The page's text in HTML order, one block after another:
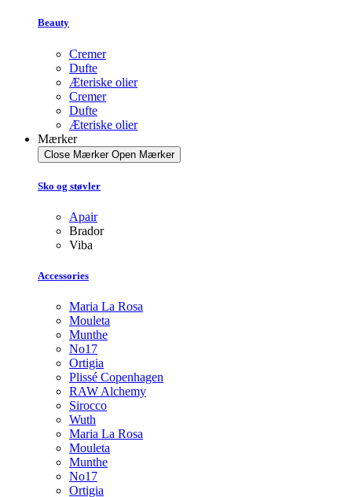
Beauty
Cremer
Dufte
Æteriske olier
Cremer
Dufte
Æteriske olier
Mærker
Close Mærker Open Mærker
Sko og støvler
Apair
Brador
Viba
Accessories
Maria La Rosa
Mouleta
Munthe
No17
Ortigia
Plissé Copenhagen
RAW Alchemy
Sirocco
Wuth
Maria La Rosa
Mouleta
Munthe
No17
Ortigia